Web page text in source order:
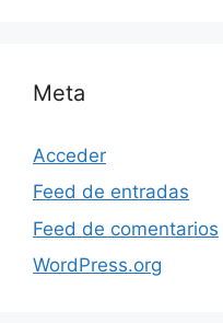
Meta
Acceder
Feed de entradas
Feed de comentarios
WordPress.org